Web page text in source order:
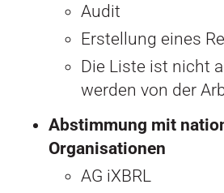
Audit
Erstellung eines
Die Liste ist nicht
werden von der
Abstimmung mit
Organisationen
AG iXBRL